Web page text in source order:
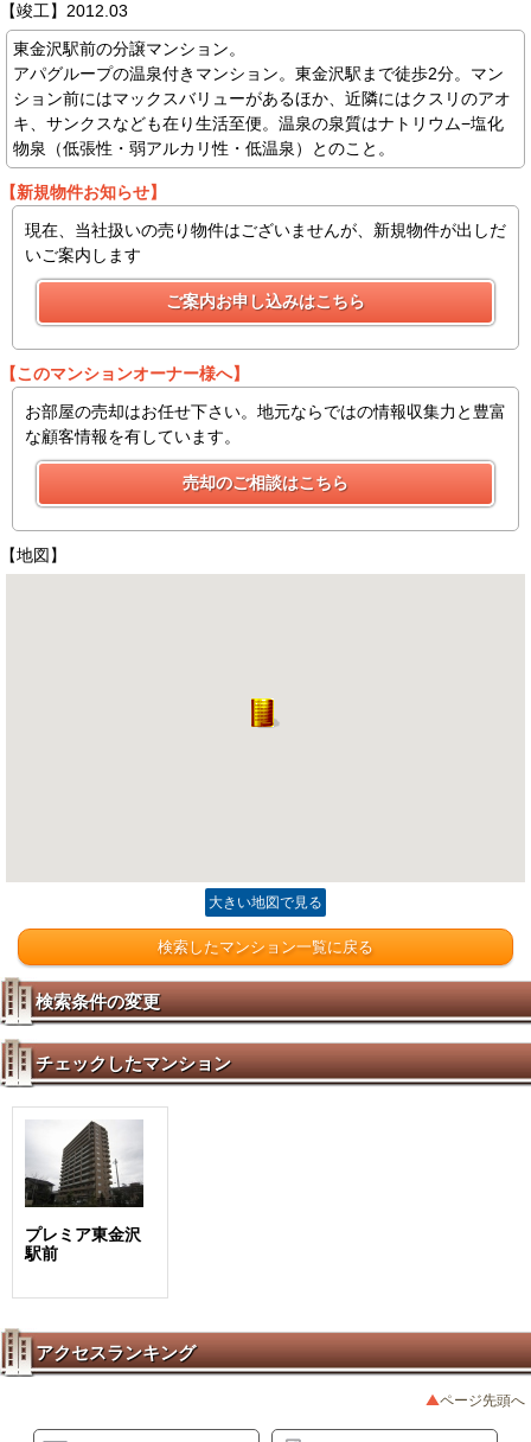
【竣工】2012.03
東金沢駅前の分譲マンション。
アパグループの温泉付きマンション。東金沢駅まで徒歩2分。マン
ション前にはマックスバリューがあるほか、近隣にはクスリのアオ
キ、サンクスなども在り生活至便。温泉の泉質はナトリウム−塩化
物泉（低張性・弱アルカリ性・低温泉）とのこと。
【新規物件お知らせ】
現在、当社扱いの売り物件はございませんが、新規物件が出しだ
いご案内します
【このマンションオーナー様へ】
お部屋の売却はお任せ下さい。地元ならではの情報収集力と豊富
な顧客情報を有しています。
【地図】
大きい地図で見る
検索したマンション一覧に戻る
検索条件の変更
チェックしたマンション
プレミア東金沢
駅前
アクセスランキング
ページ先頭へ